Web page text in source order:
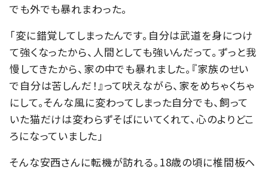
でも外でも暴れまわった。
「変に錯覚してしまったんです。自分は武道を身につけ
て強くなったから、人間としても強いんだって。ずっと我
慢してきたから、家の中でも暴れました。『家族のせい
で自分は苦しんだ！』って吠えながら、家をめちゃくちゃ
にして。そんな風に変わってしまった自分でも、飼って
いた猫だけは変わらずそばにいてくれて、心のよりどこ
ろになっていました」
そんな安西さんに転機が訪れる。18歳の頃に椎間板ヘ